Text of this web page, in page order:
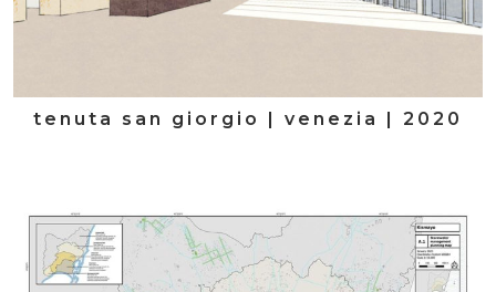
tenuta san giorgio | venezia | 2020